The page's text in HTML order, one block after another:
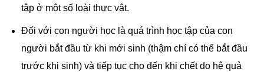
tập ở một số loài thực vật.
Đối với con người học là quá trình học tập của con
người bắt đầu từ khi mới sinh (thậm chí có thể bắt đầu
trước khi sinh) và tiếp tục cho đến khi chết do hệ quả